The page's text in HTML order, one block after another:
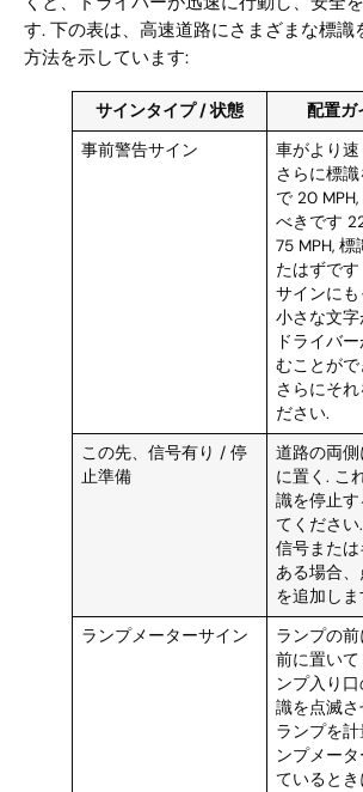
す. 下の表は、高速道路にさまざまな標識
方法を示しています:
サインタイプ / 状態
配置ガ
事前警告サイン
車がより速
さらに標
で 20
べきです
75 MPH, 標
たはずです
サインに
小さな文
ドライバ
むことが
さらにそれ
ださい.
この先、信号有り / 停
止準備
道路の両
に置く. こ
識を停止
てくださ
信号また
ある場合、
を追加しま
ランプメーターサイン
ランプの
前に置いて
ンプ入り
識を点滅
ランプを
ンプメー
ていると